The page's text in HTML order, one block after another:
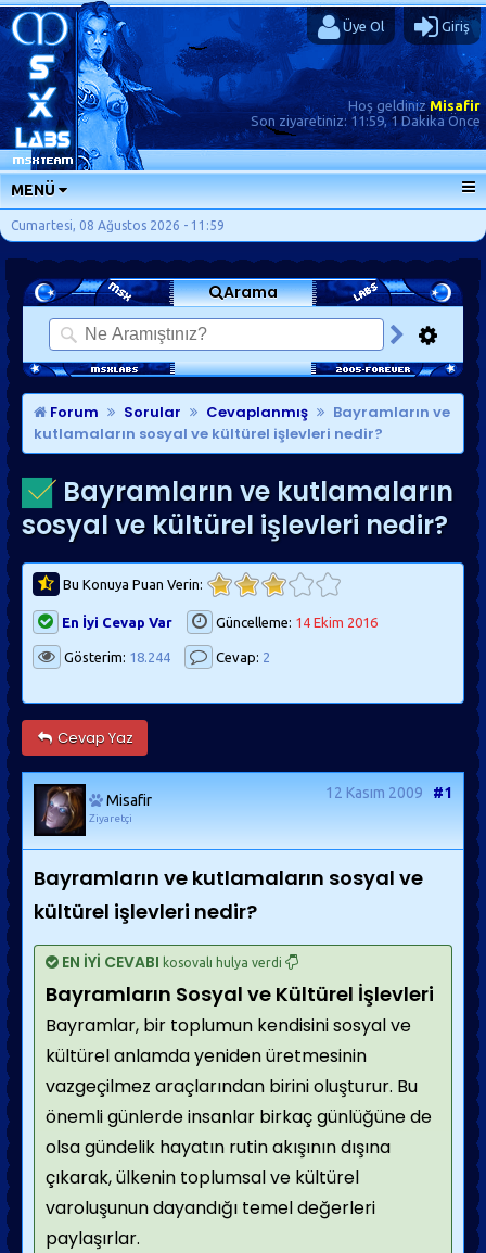
Üye Ol Giriş
Hoş geldinizMisafir
Son ziyaretiniz: 11:59, 1 Dakika Önce
MENÜ
ANA SAYFA
FORUMLAR
SORU-CEVAP
GÜNLÜKLER
SON MESAJLAR
KISAYOLLAR
Cumartesi, 08 Ağustos 2026 - 11:59
Arama
Forum Sorular Cevaplanmış
Bayramların ve
kutlamaların sosyal ve kültürel işlevleri nedir?
Bayramların ve kutlamaların
sosyal ve kültürel işlevleri nedir?
Bu Konuya Puan Verin:
En İyi Cevap Var Güncelleme: 14 Ekim 2016
Gösterim: 18.244 Cevap: 2
Cevap Yaz
Misafir
Ziyaretçi
12 Kasım 2009 #1
Bayramların ve kutlamaların sosyal ve
kültürel işlevleri nedir?
EN İYİ CEVABI kosovalı hulya verdi
Bayramların Sosyal ve Kültürel İşlevleri
Bayramlar, bir toplumun kendisini sosyalve
kültürel anlamda yeniden üretmesinin
vazgeçilmez araçlarından birini oluşturur. Bu
önemli günlerde insanlar birkaç günlüğüne de
olsa gündelik hayatın rutin akışının dışına
çıkarak, ülkenin toplumsal ve kültürel
varoluşunun dayandığı temel değerleri
paylaşırlar.